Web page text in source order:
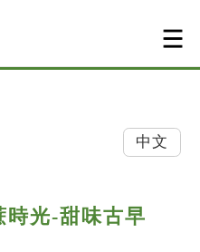
中文
時光-甜味古早